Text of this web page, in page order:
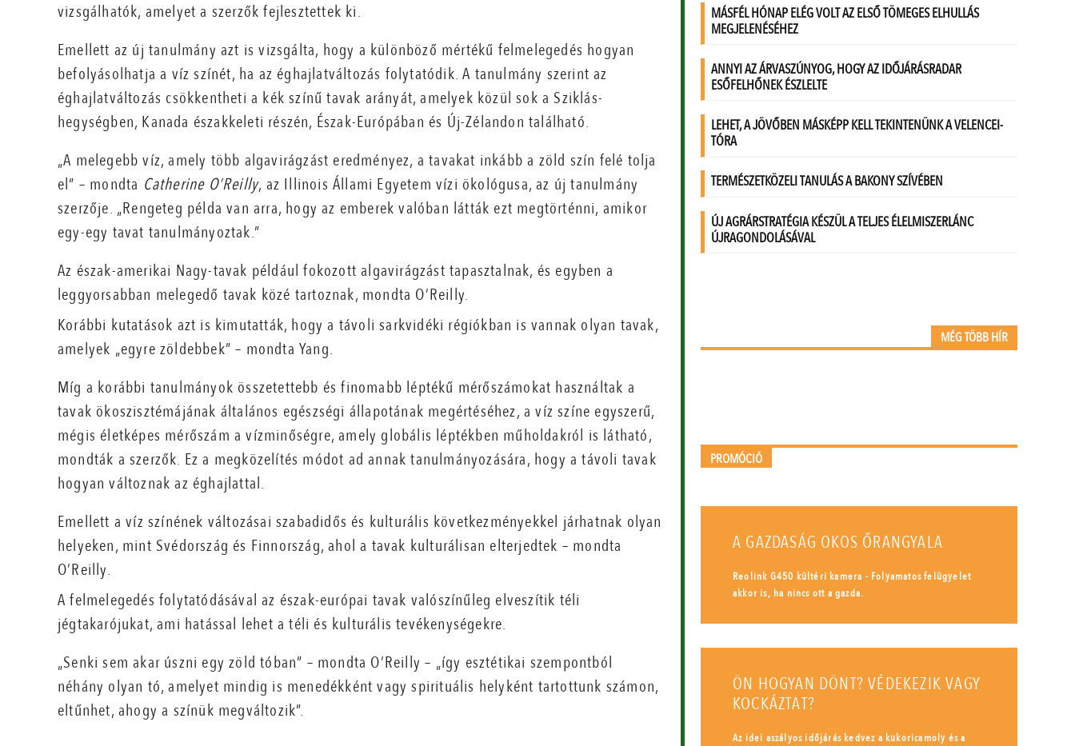
vizsgálhatók, amelyet a szerzők fejlesztettek ki.
Emellett az új tanulmány azt is vizsgálta, hogy a különböző mértékű felmelegedés hogyan
befolyásolhatja a víz színét, ha az éghajlatváltozás folytatódik. A tanulmány szerint az
éghajlatváltozás csökkentheti a kék színű tavak arányát, amelyek közül sok a Sziklás-
hegységben, Kanada északkeleti részén, Észak-Európában és Új-Zélandon található.
„A melegebb víz, amely több algavirágzást eredményez, a tavakat inkább a zöld szín felé tolja
el” – mondta Catherine O’Reilly, az Illinois Állami Egyetem vízi ökológusa, az új tanulmány
szerzője. „Rengeteg példa van arra, hogy az emberek valóban látták ezt megtörténni, amikor
egy-egy tavat tanulmányoztak.”
Az észak-amerikai Nagy-tavak például fokozott algavirágzást tapasztalnak, és egyben a
leggyorsabban melegedő tavak közé tartoznak, mondta O’Reilly.
Korábbi kutatások azt is kimutatták, hogy a távoli sarkvidéki régiókban is vannak olyan tavak,
amelyek „egyre zöldebbek” – mondta Yang.
Míg a korábbi tanulmányok összetettebb és finomabb léptékű mérőszámokat használtak a
tavak ökoszisztémájának általános egészségi állapotának megértéséhez, a víz színe egyszerű,
mégis életképes mérőszám a vízminőségre, amely globális léptékben műholdakról is látható,
mondták a szerzők. Ez a megközelítés módot ad annak tanulmányozására, hogy a távoli tavak
hogyan változnak az éghajlattal.
Emellett a víz színének változásai szabadidős és kulturális következményekkel járhatnak olyan
helyeken, mint Svédország és Finnország, ahol a tavak kulturálisan elterjedtek – mondta
O’Reilly.
A felmelegedés folytatódásával az észak-európai tavak valószínűleg elveszítik téli
jégtakarójukat, ami hatással lehet a téli és kulturális tevékenységekre.
„Senki sem akar úszni egy zöld tóban” – mondta O’Reilly – „így esztétikai szempontból
néhány olyan tó, amelyet mindig is menedékként vagy spirituális helyként tartottunk számon,
eltűnhet, ahogy a színük megváltozik”.
MÉG TÖBB HÍR
PROMÓCIÓ
A GAZDASÁG OKOS ŐRANGYALA
Reolink G450 kültéri kamera - Folyamatos felügyelet
akkor is, ha nincs ott a gazda.
ÖN HOGYAN DÖNT? VÉDEKEZIK VAGY
KOCKÁZTAT?
Az idei aszályos időjárás kedvez a kukoricamoly és a